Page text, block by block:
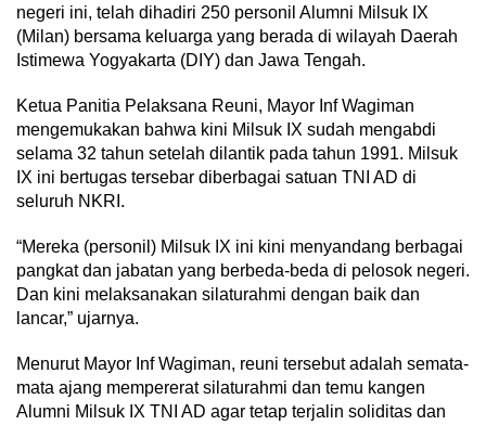
negeri ini, telah dihadiri 250 personil Alumni Milsuk IX
(Milan) bersama keluarga yang berada di wilayah Daerah
Istimewa Yogyakarta (DIY) dan Jawa Tengah.
Ketua Panitia Pelaksana Reuni, Mayor Inf Wagiman
mengemukakan bahwa kini Milsuk IX sudah mengabdi
selama 32 tahun setelah dilantik pada tahun 1991. Milsuk
IX ini bertugas tersebar diberbagai satuan TNI AD di
seluruh NKRI.
“Mereka (personil) Milsuk IX ini kini menyandang berbagai
pangkat dan jabatan yang berbeda-beda di pelosok negeri.
Dan kini melaksanakan silaturahmi dengan baik dan
lancar,” ujarnya.
Menurut Mayor Inf Wagiman, reuni tersebut adalah semata-
mata ajang mempererat silaturahmi dan temu kangen
Alumni Milsuk IX TNI AD agar tetap terjalin soliditas dan